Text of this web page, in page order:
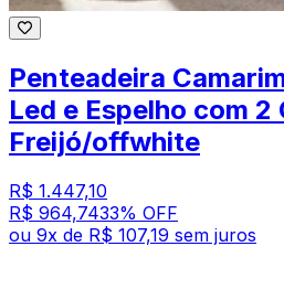
Penteadeira
Led e Espelho com 2
Freijó/offwhite
R$ 1.447,10
R$ 964,7433% OFF
ou 9x de R$ 107,19 sem juros